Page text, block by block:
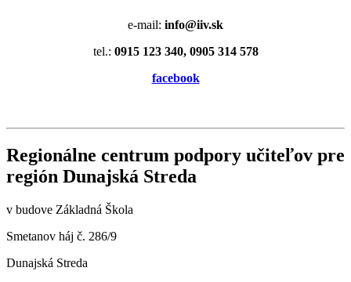
e-mail: info@iiv.sk
tel.: 0915 123 340, 0905 314 578
facebook
Regionálne centrum podpory učiteľov pre
región Dunajská Streda
v budove Základná Škola
Smetanov háj č. 286/9
Dunajská Streda